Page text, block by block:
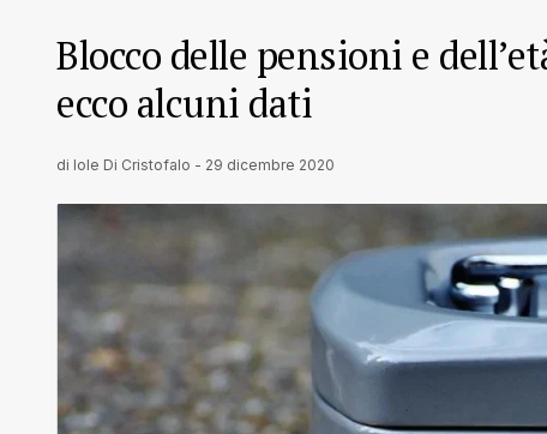
Blocco delle pensioni e
ecco alcuni dati
di Iole Di Cristofalo - 29 dicembre 2020